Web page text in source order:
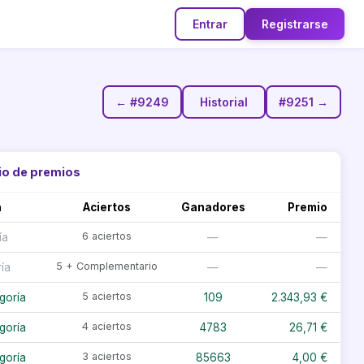
Entrar Registrarse
← #9249 Historial #9251 →
de premios
Aciertos Ganadores Premio
6 aciertos — —
5 + Complementario — —
5 aciertos 109 2.343,93 €
4 aciertos 4783 26,71 €
3 aciertos 85663 4,00 €